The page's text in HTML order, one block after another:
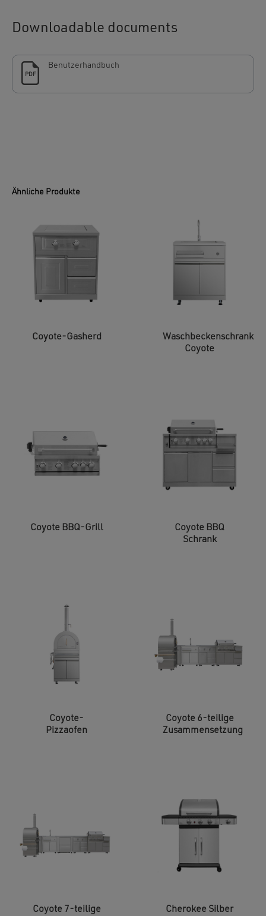
Downloadable documents
PDF
Benutzerhandbuch
Ähnliche Produkte
Coyote-Gasherd
Waschbeckenschrank
Coyote
Coyote BBQ-Grill
Coyote BBQ
Schrank
Coyote-
Pizzaofen
Coyote 6-teilige
Zusammensetzung
Coyote 7-teilige
Cherokee Silber